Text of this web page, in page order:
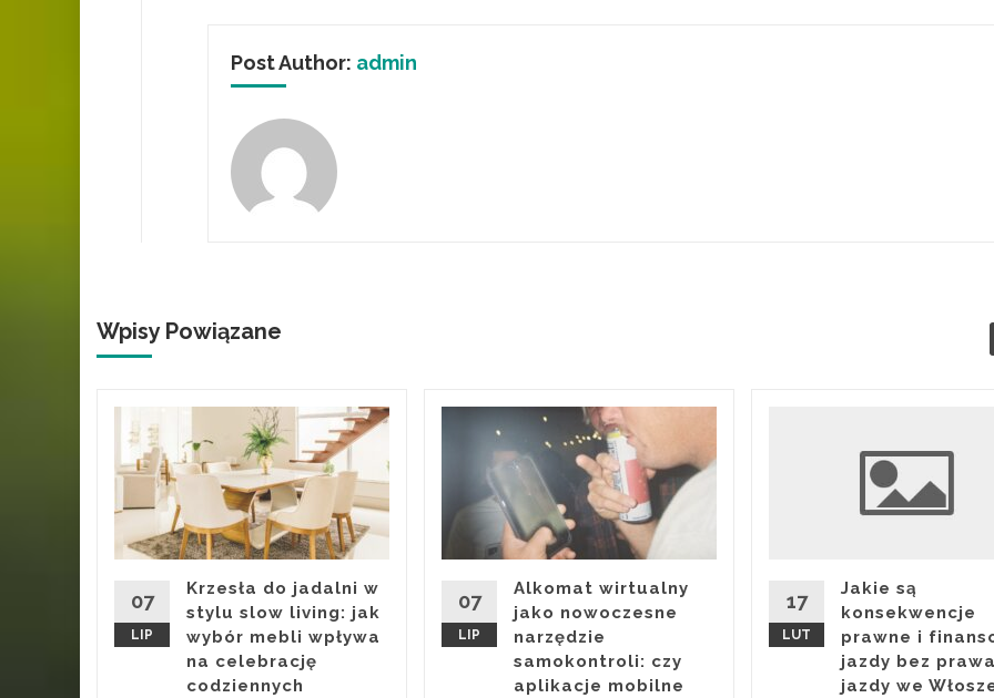
Post Author: admin
Wpisy Powiązane
07
LIP
Krzesła do jadalni w
stylu slow living: jak
wybór mebli wpływa
na celebrację
codziennych
07
LIP
Alkomat wirtualny
jako nowoczesne
narzędzie
samokontroli: czy
aplikacje mobilne
17
LUT
Jakie są
konsekwencje
prawne i
jazdy bez prawa
jazdy we